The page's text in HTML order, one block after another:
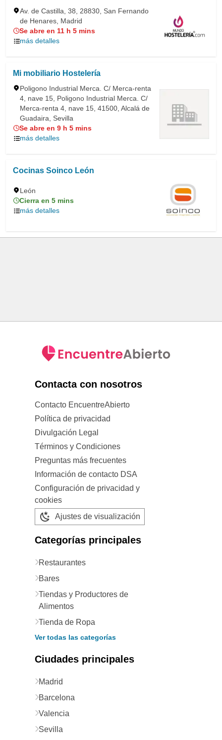
Av. de Castilla, 38, 28830, San Fernando
de Henares, Madrid
Se abre en 11 h 5 mins
más detalles
Mi mobiliario Hostelería
Poligono Industrial Merca. C/ Merca-renta
4, nave 15, Poligono Industrial Merca. C/
Merca-renta 4, nave 15, 41500, Alcalá de
Guadaira, Sevilla
Se abre en 9 h 5 mins
más detalles
Cocinas Soinco León
León
Cierra en 5 mins
más detalles
Contacta con nosotros
Contacto EncuentreAbierto
Política de privacidad
Divulgación Legal
Términos y Condiciones
Preguntas más frecuentes
Información de contacto DSA
Configuración de privacidad y
cookies
Ajustes de visualización
Categorías principales
Restaurantes
Bares
Tiendas y Productores de
Alimentos
Tienda de Ropa
Ver todas las categorías
Ciudades principales
Madrid
Barcelona
Valencia
Sevilla